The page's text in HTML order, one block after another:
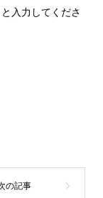
入力してくださ